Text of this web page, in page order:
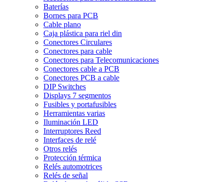
Baterías
Bornes para PCB
Cable plano
Caja plástica para riel din
Conectores Circulares
Conectores para cable
Conectores para Telecomunicaciones
Conectores cable a PCB
Conectores PCB a cable
DIP Switches
Displays 7 segmentos
Fusibles y portafusibles
Herramientas varias
Iluminación LED
Interruptores Reed
Interfaces de relé
Otros relés
Protección térmica
Relés automotrices
Relés de señal